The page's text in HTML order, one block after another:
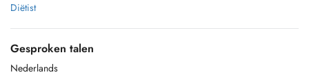
Diëtist
Gesproken talen
Nederlands